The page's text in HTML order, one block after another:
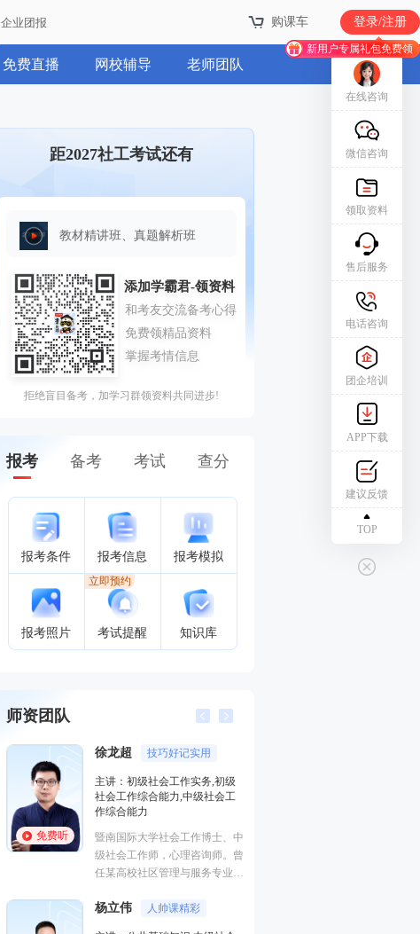
企业团报 购课车 登录/注册
新用户专属礼包免费领
企业团报 购课车 登录/注册
新用户专属礼包免费领
免费直播 网校辅导 老师团队
距2027社工考试还有
教材精讲班、真题解析班
拒绝盲目备考，加学习群领资料共同进步!
报考 备考 考试 查分
报考条件 报考信息 报考模拟
报考照片 考试提醒
立即预约
知识库
师资团队
免费听
刘晓晨 社工女神
主讲：初级社会工作综合能力,
初级社会工作实务,中级社会工
作综合能力,中级社会工作实务,
中国人民大学硕士，社会工作
师、心理咨询师，曾四次担任Ja
课程团队队长，在《社会福
在线咨询
微信咨询
领取资料
售后服务
电话咨询
团企培训
APP下载
建议反馈
TOP